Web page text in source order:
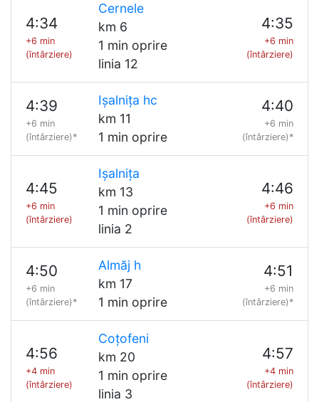
4:34
+6 min
(întârziere)
Cernele
km 6
1 min oprire
linia 12
4:35
+6 min
(întârziere)
4:39
+6 min
(întârziere)*
Ișalnița hc
km 11
1 min oprire
4:40
+6 min
(întârziere)*
4:45
+6 min
(întârziere)
Ișalnița
km 13
1 min oprire
linia 2
4:46
+6 min
(întârziere)
4:50
+6 min
(întârziere)*
Almăj h
km 17
1 min oprire
4:51
+6 min
(întârziere)*
4:56
+4 min
(întârziere)
Coțofeni
km 20
1 min oprire
linia 3
4:57
+4 min
(întârziere)